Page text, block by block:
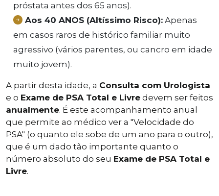
próstata antes dos 65 anos).
Aos 40 ANOS (Altíssimo Risco): Apenas
em casos raros de histórico familiar muito
agressivo (vários parentes, ou cancro em idade
muito jovem).
A partir desta idade, a Consulta com Urologista
e o Exame de PSA Total e Livre devem ser feitos
anualmente. É este acompanhamento anual
que permite ao médico ver a "Velocidade do
PSA" (o quanto ele sobe de um ano para o outro),
que é um dado tão importante quanto o
número absoluto do seu Exame de PSA Total e
Livre.